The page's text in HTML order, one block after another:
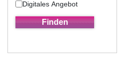
Digitales Angebot